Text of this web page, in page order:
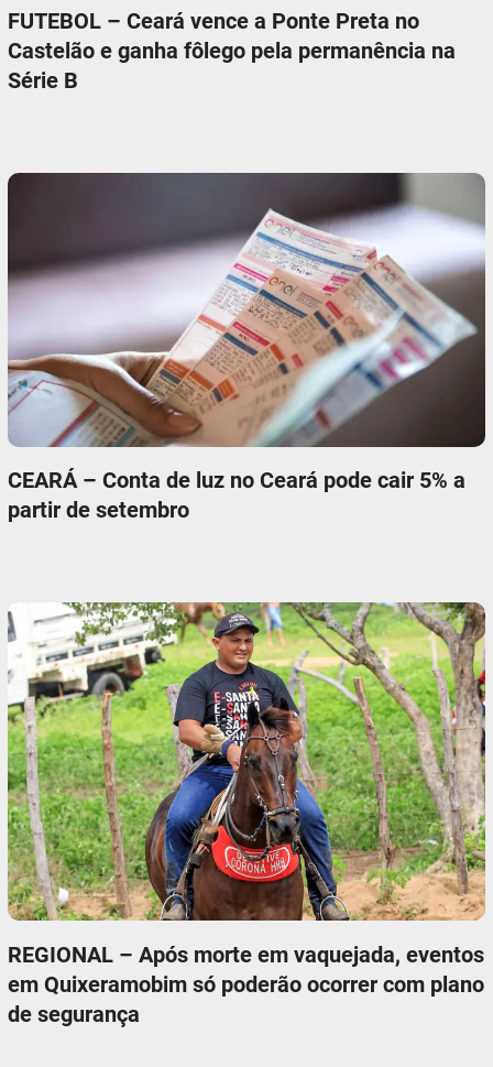
FUTEBOL – Ceará vence a Ponte Preta no
Castelão e ganha fôlego pela permanência na
Série B
CEARÁ – Conta de luz no Ceará pode cair 5% a
partir de setembro
REGIONAL – Após morte em vaquejada, eventos
em Quixeramobim só poderão ocorrer com plano
de segurança